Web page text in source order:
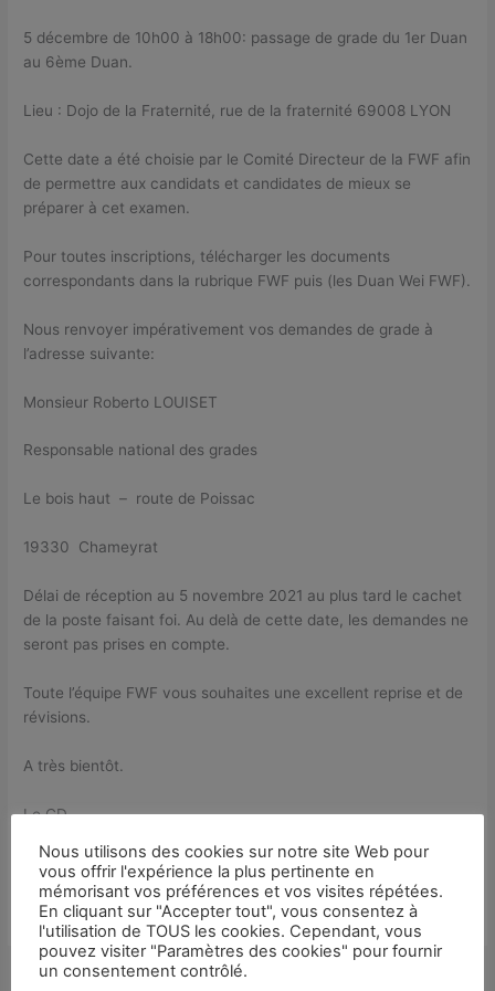
5 décembre de 10h00 à 18h00: passage de grade du 1er Duan
au 6ème Duan.
Lieu : Dojo de la Fraternité, rue de la fraternité 69008 LYON
Cette date a été choisie par le Comité Directeur de la FWF afin
de permettre aux candidats et candidates de mieux se
préparer à cet examen.
Pour toutes inscriptions, télécharger les documents
correspondants dans la rubrique FWF puis (les Duan Wei FWF).
Nous renvoyer impérativement vos demandes de grade à
l’adresse suivante:
Monsieur Roberto LOUISET
Responsable national des grades
Le bois haut – route de Poissac
19330 Chameyrat
Délai de réception au 5 novembre 2021 au plus tard le cachet
de la poste faisant foi. Au delà de cette date, les demandes ne
seront pas prises en compte.
Toute l’équipe FWF vous souhaites une excellent reprise et de
révisions.
A très bientôt.
Le CD
Article précédent
Nous utilisons des cookies sur notre site Web pour
vous offrir l'expérience la plus pertinente en
mémorisant vos préférences et vos visites répétées.
En cliquant sur "Accepter tout", vous consentez à
l'utilisation de TOUS les cookies. Cependant, vous
pouvez visiter "Paramètres des cookies" pour fournir
un consentement contrôlé.